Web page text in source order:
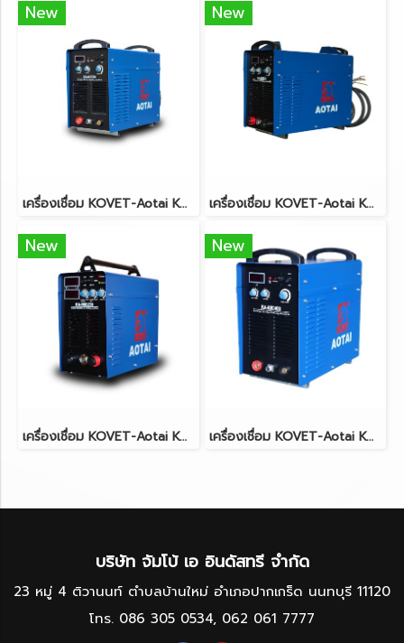
New
เครื่องเชื่อม KOVET-Aotai KA-ARC500(3Phase)
New
เครื่องเชื่อม KOVET-Aotai KA-ARC630(3Phase)
New
เครื่องเชื่อม KOVET-Aotai KA-MIG250 (3Phase) พร้อมเครื่องฝีดลวด 250A
New
เครื่องเชื่อม KOVET-Aotai KA-ARC400 (3Phase)
บริษัท จัมโบ้ เอ อินดัสทรี จำกัด
23 หมู่ 4 ติวานนท์ ตำบลบ้านใหม่ อำเภอปากเกร็ด นนทบุรี 11120
โทร. 086 305 0534, 062 061 7777